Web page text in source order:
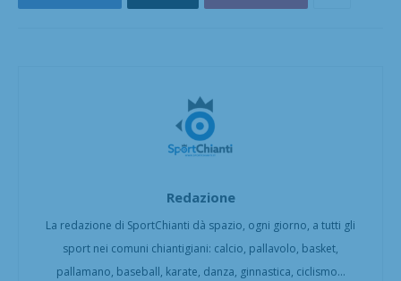
Redazione
La redazione di SportChianti dà spazio, ogni giorno, a tutti gli
sport nei comuni chiantigiani: calcio, pallavolo, basket,
pallamano, baseball, karate, danza, ginnastica, ciclismo...